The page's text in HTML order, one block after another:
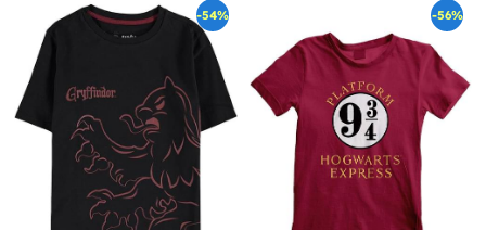
-54% -56%